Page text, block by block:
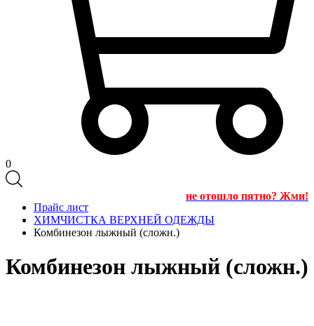
0
не отошло пятно? Жми!
Прайс лист
ХИМЧИСТКА ВЕРХНЕЙ ОДЕЖДЫ
Комбинезон лыжный (сложн.)
Комбинезон лыжный (сложн.)